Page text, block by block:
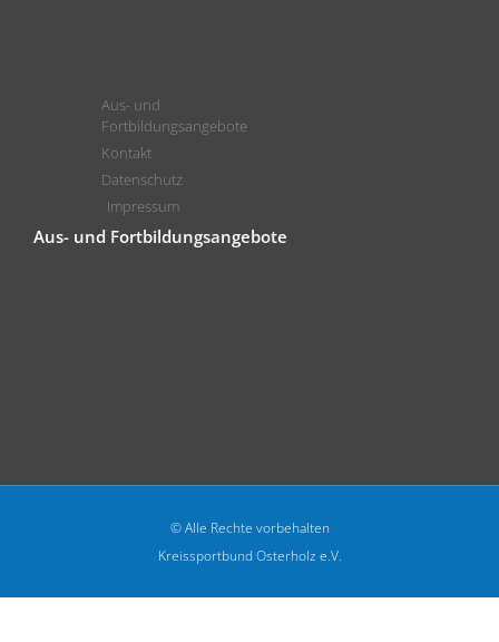
Aus- und
Fortbildungsangebote
Kontakt
Datenschutz
Impressum
Aus- und Fortbildungsangebote
© Alle Rechte vorbehalten
Kreissportbund Osterholz e.V.